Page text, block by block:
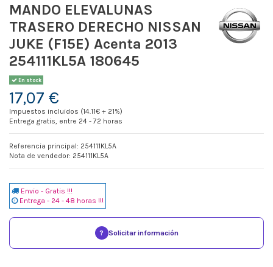
MANDO ELEVALUNAS
TRASERO DERECHO NISSAN
JUKE (F15E) Acenta 2013
254111KL5A 180645
En stock
17,07 €
Impuestos incluidos (14.11€ + 21%)
Entrega gratis, entre 24 - 72 horas
Referencia principal: 254111KL5A
Nota de vendedor: 254111KL5A
Envio - Gratis !!!
Entrega - 24 - 48 horas !!!
? Solicitar información